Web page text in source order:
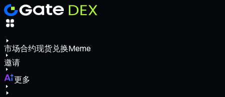
市场合约现货兑换Meme
邀请
更多